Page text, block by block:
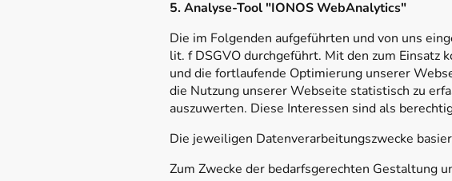
5. Analyse-Tool "IONOS WebAnalytics"
Die im Folgenden aufgeführten und von uns
lit. f DSGVO durchgeführt. Mit den zum
und die fortlaufende Optimierung unserer
die Nutzung unserer Webseite statistisch zu
auszuwerten. Diese Interessen sind als
Die jeweiligen Datenverarbeitungszwecke
Zum Zwecke der bedarfsgerechten Gestaltung